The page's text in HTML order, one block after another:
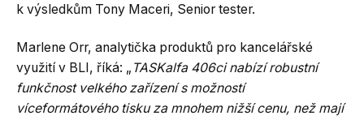
k výsledkům Tony Maceri, Senior tester.
Marlene Orr, analytička produktů pro kancelářské
využití v BLI, říká: „ TASKalfa 406ci nabízí robustní
funkčnost velkého zařízení s možností
víceformátového tisku za mnohem nižší cenu, než mají